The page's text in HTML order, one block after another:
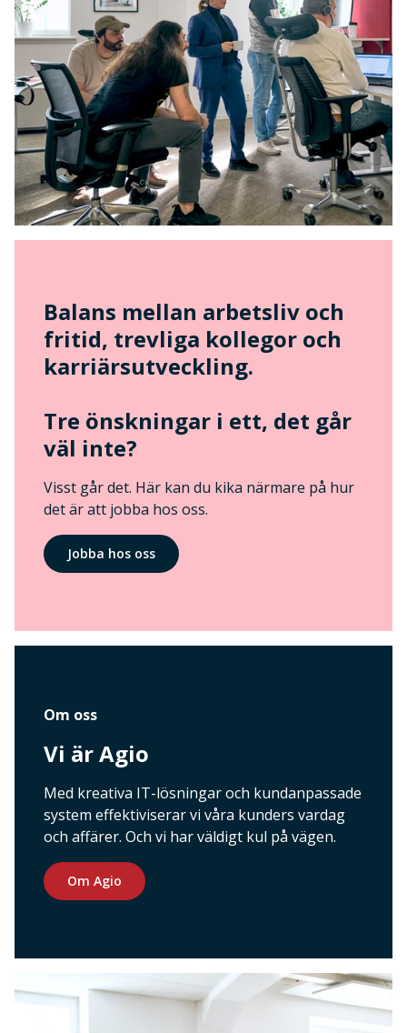
Balans mellan arbetsliv och
fritid, trevliga kollegor och
karriärsutveckling.
Tre önskningar i ett, det går
väl inte?
Visst går det. Här kan du kika närmare på hur
det är att jobba hos oss.
Jobba hos oss
Om oss
Vi är Agio
Med kreativa IT-lösningar och kundanpassade
system effektiviserar vi våra kunders vardag
och affärer. Och vi har väldigt kul på vägen.
Om Agio